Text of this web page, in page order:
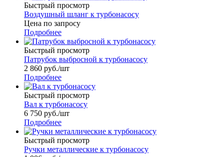
Быстрый просмотр
Воздушный шланг к турбонасосу
Цена по запросу
Подробнее
Быстрый просмотр
Патрубок выбросной к турбонасосу
2 860 руб./шт
Подробнее
Быстрый просмотр
Вал к турбонасосу
6 750 руб./шт
Подробнее
Быстрый просмотр
Ручки металлические к турбонасосу